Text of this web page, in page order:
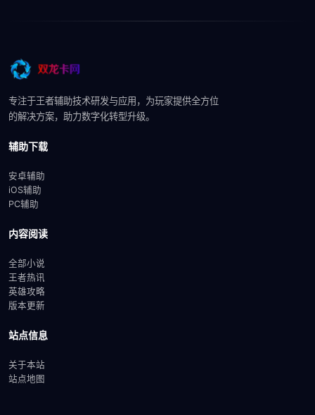
专注于王者辅助技术研发与应用，为玩家提供全方位
的解决方案，助力数字化转型升级。
辅助下载
安卓辅助
iOS辅助
PC辅助
内容阅读
全部小说
王者热讯
英雄攻略
版本更新
站点信息
关于本站
站点地图